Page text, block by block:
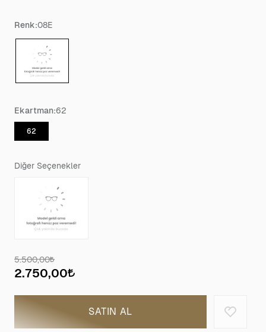
Renk:08E
Ekartman:62
62
Diğer Seçenekler
5.500,00
2.750,00
SATIN AL